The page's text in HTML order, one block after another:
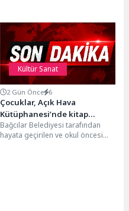
Kültür Sanat
2 Gün Önce 6
Çocuklar, Açık Hava
Kütüphanesi’nde kitap
okuma alışkanlığı
kazanıyorlar
Bağcılar Belediyesi tarafından
hayata geçirilen ve okul öncesi